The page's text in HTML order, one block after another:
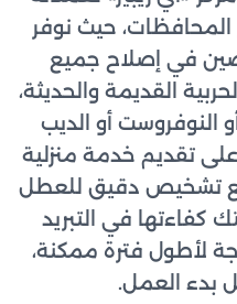
المحافظات، حيث نوفر
في إصلاح جميع
القديمة والحديثة،
النوفروست أو الديب
تقديم خدمة منزلية
تشخيص دقيق للعطل
كفاءتها في التبريد
لأطول فترة ممكنة،
بدء العمل.